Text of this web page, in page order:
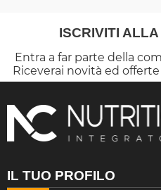
ISCRIVITI
Entra a far parte della
Riceverai novità ed
IL TUO PROFILO